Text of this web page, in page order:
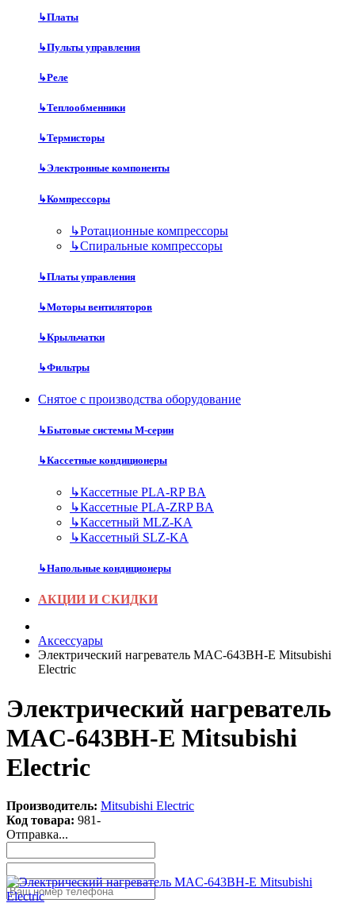
↳Платы
↳Пульты управления
↳Реле
↳Теплообменники
↳Термисторы
↳Электронные компоненты
↳Компрессоры
↳Ротационные компрессоры
↳Спиральные компрессоры
↳Платы управления
↳Моторы вентиляторов
↳Крыльчатки
↳Фильтры
Снятое с производства оборудование
↳Бытовые системы M-серии
↳Кассетные кондиционеры
↳Кассетные PLA-RP BA
↳Кассетные PLA-ZRP BA
↳Кассетный MLZ-KA
↳Кассетный SLZ-KA
↳Напольные кондиционеры
АКЦИИ И СКИДКИ
Аксесcуары
Электрический нагреватель MAC-643BH-E Mitsubishi
Electric
Электрический нагреватель
MAC-643BH-E Mitsubishi
Electric
Производитель: Mitsubishi Electric
Код товара: 981-
Отправка...